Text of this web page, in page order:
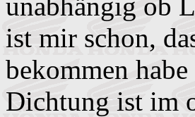
ist mir schon,
bekommen
Dichtung ist im